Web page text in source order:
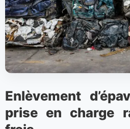
Enlèvement
prise en charge